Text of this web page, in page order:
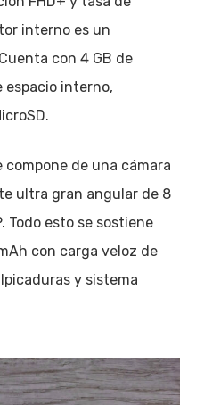
interno es un
con 4 GB de
espacio interno,
de una cámara
ultra gran angular de 8
Todo esto se sostiene
con carga veloz de
y sistema